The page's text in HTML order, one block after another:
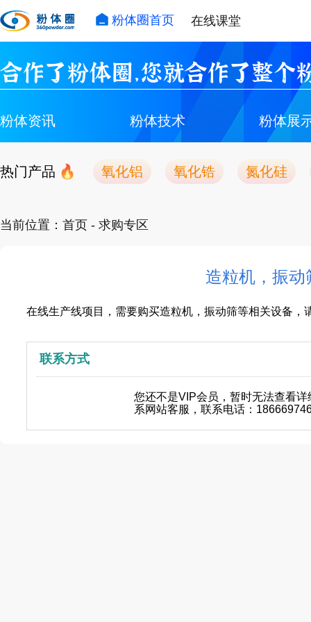
粉体圈首页 在线课堂
合作了粉体圈，您就合作了整个
粉体资讯 粉体技术 粉体展
热门产品 氧化铝 氧化锆 氮化硅
当前位置： 首页 - 求购专区
造粒机，振动
在线生产线项目，需要购买造粒机，振动筛等相关设备，
联系方式
您还不是VIP会员，暂时无法查看
系网站客服，联系电话：